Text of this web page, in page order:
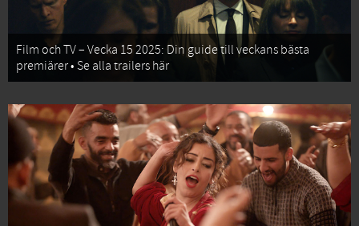
Film och TV – Vecka 15 2025: Din guide till veckans bästa
premiärer • Se alla trailers här